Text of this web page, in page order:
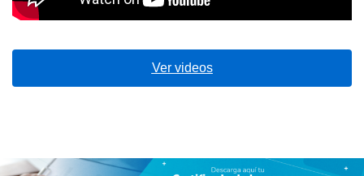
Ver videos